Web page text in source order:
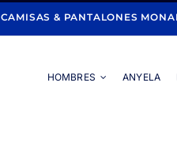
CAMISAS & PANTALONES
HOMBRES ANYELA